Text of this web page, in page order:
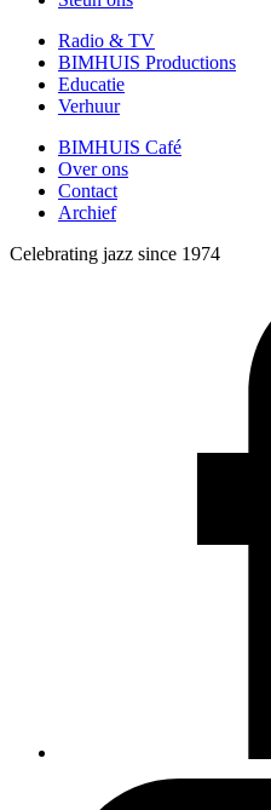
Radio & TV
BIMHUIS Productions
Educatie
Verhuur
BIMHUIS Café
Over ons
Contact
Archief
Celebrating jazz since 1974